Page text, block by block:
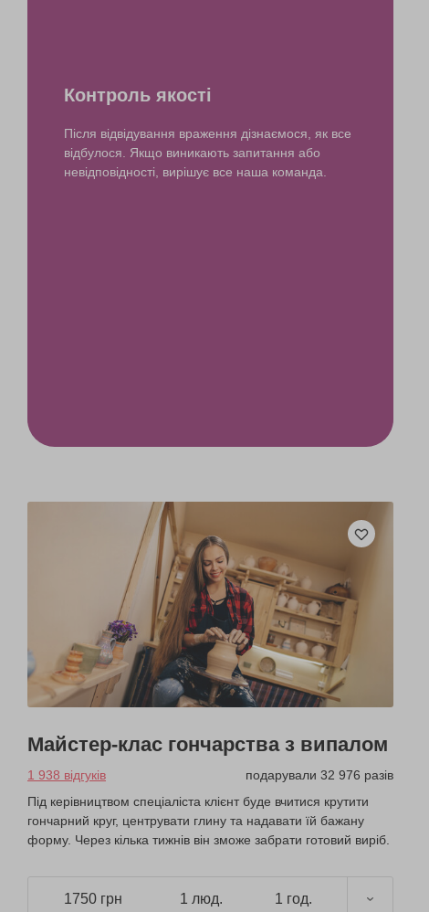
Контроль якості
Після відвідування враження дізнаємося, як все
відбулося. Якщо виникають запитання або
невідповідності, вирішує все наша команда.
Майстер-клас гончарства з випалом
1 938 відгуків
подарували 32 976 разів
Під керівництвом спеціаліста клієнт буде вчитися крутити
гончарний круг, центрувати глину та надавати їй бажану
форму. Через кілька тижнів він зможе забрати готовий виріб.
1750 грн 1 люд. 1 год.